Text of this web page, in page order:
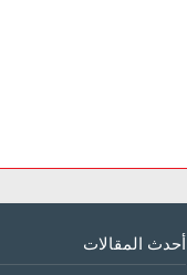
أحدث المقالات